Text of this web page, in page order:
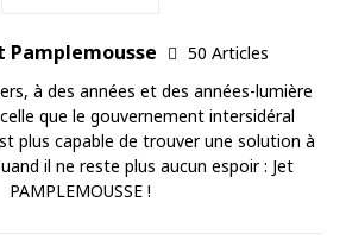
Pamplemousse
50 Articles
à des années et des années-lumière
que le gouvernement intersidéral
plus capable de trouver une solution à
il ne reste plus aucun espoir : Jet
PAMPLEMOUSSE !